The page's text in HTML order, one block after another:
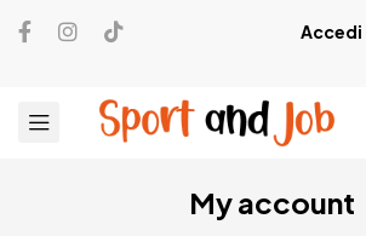
Accedi
My account